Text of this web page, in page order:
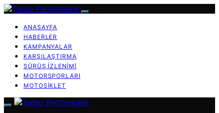
ANASAYFA
HABERLER
KAMPANYALAR
KARŞILAŞTIRMA
SÜRÜŞ İZLENIMI
MOTORSPORLARI
MOTOSIKLET